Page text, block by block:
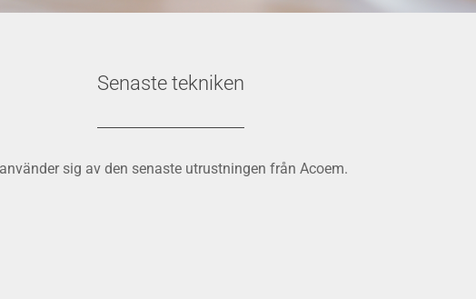
Senaste tekniken
sig av den senaste utrustningen från Acoem.